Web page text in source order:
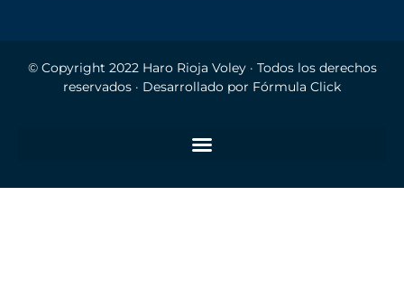
© Copyright 2022 Haro Rioja Voley· Todos los derechos
reservados · Desarrollado por Fórmula Click